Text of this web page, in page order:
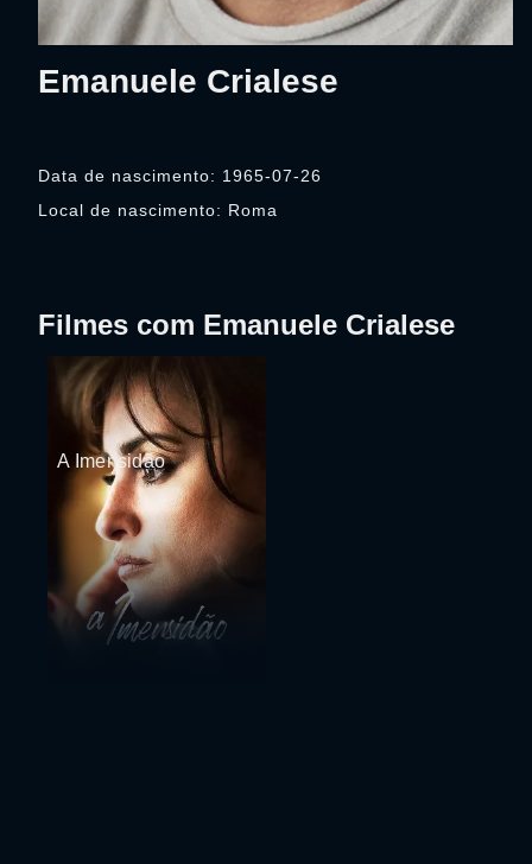
Emanuele Crialese
Data de nascimento: 1965-07-26
Local de nascimento: Roma
Filmes com Emanuele Crialese
A Imensidão